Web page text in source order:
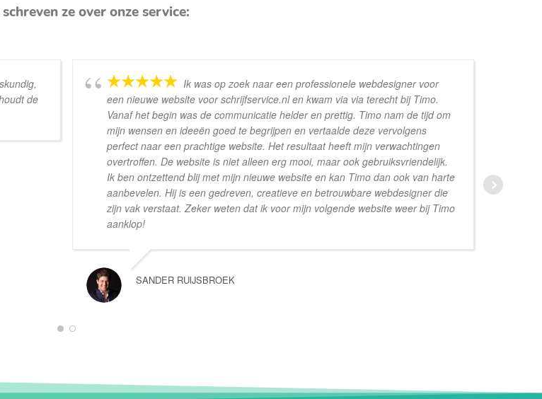
ze over onze service:
de
Ik was op zoek naar een professionele webdesigner voor
een nieuwe website voor schrijfservice.nl en kwam via via terecht bij Timo.
Vanaf het begin was de communicatie helder en prettig. Timo nam de tijd om
mijn wensen en ideeën goed te begrijpen en vertaalde deze vervolgens
perfect naar een prachtige website. Het resultaat heeft mijn verwachtingen
overtroffen. De website is niet alleen erg mooi, maar ook gebruiksvriendelijk.
Ik ben ontzettend blij met mijn nieuwe website en kan Timo dan ook van harte
aanbevelen. Hij is een gedreven, creatieve en betrouwbare webdesigner die
zijn vak verstaat. Zeker weten dat ik voor mijn volgende website weer bij Timo
aanklop!
SANDER RUIJSBROEK
1 2